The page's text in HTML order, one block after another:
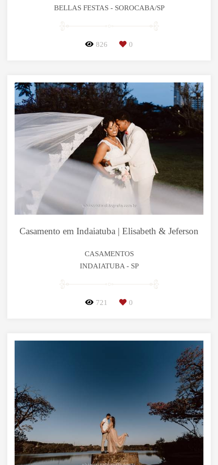
BELLAS FESTAS - SOROCABA/SP
826 0
Casamento em Indaiatuba | Elisabeth & Jeferson
CASAMENTOS
INDAIATUBA - SP
721 0